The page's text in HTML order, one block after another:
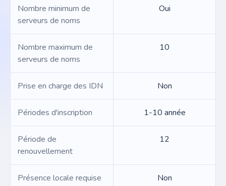
Nombre minimum de
serveurs de noms
Oui
Nombre maximum de
serveurs de noms
10
Prise en charge des IDN Non
Périodes d'inscription 1-10 année
Période de
renouvellement
12
Présence locale requise Non